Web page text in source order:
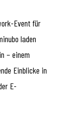
Event für
laden
– einem
Einblicke in
E-